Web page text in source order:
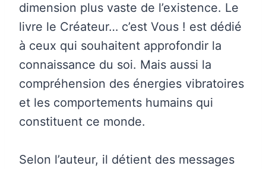
dimension plus vaste de l’existence. Le
livre le Créateur… c’est Vous ! est dédié
à ceux qui souhaitent approfondir la
connaissance du soi. Mais aussi la
compréhension des énergies vibratoires
et les comportements humains qui
constituent ce monde.
Selon l’auteur, il détient des messages